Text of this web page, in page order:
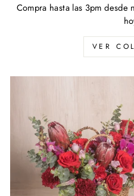
Compra hasta las 3pm
VER